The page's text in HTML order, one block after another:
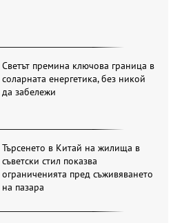
Светът премина ключова граница в
соларната енергетика, без никой
да забележи
Търсенето в Китай на жилища в
съветски стил показва
ограниченията пред съживяването
на пазара